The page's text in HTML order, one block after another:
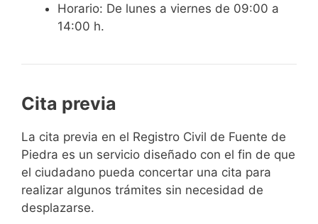
Horario: De lunes a viernes de 09:00 a
14:00 h.
Cita previa
​​​​​​​​​​​​​​​​​​​​​​​​​​​​La cita previa en el Registro Civil de Fuente de
Piedra es un servicio diseñado con el fin de que
el ciudadano pueda concertar una cita para
realizar algunos trámites sin necesidad de
desplazarse.​